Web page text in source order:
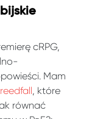
cRPG,
Mam
, które
równać